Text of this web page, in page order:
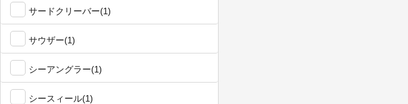
サードクリーバー(1)
サウザー(1)
シーアングラー(1)
シースィール(1)